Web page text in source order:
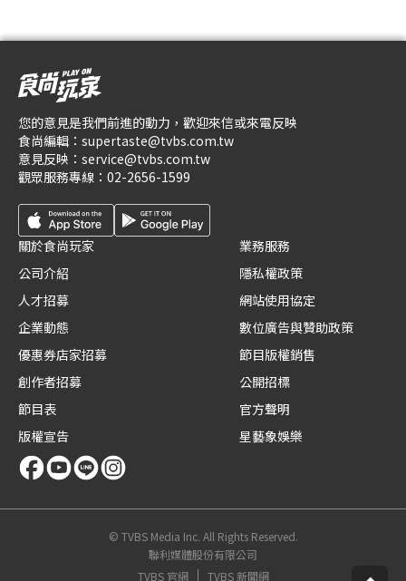
您的意見是我們前進的動力，歡迎來信或來電反映
食尚編輯： supertaste@tvbs.com.tw
意見反映： service@tvbs.com.tw
觀眾服務專線： 02-2656-1599
關於食尚玩家
公司介紹
人才招募
企業動態
優惠券店家招募
創作者招募
節目表
版權宣告
業務服務
隱私權政策
網站使用協定
數位廣告與贊助政策
節目版權銷售
公開招標
官方聲明
星藝象娛樂
© TVBS Media Inc. All Rights Reserved.
聯利媒體股份有限公司
TVBS 官網
TVBS 新聞網